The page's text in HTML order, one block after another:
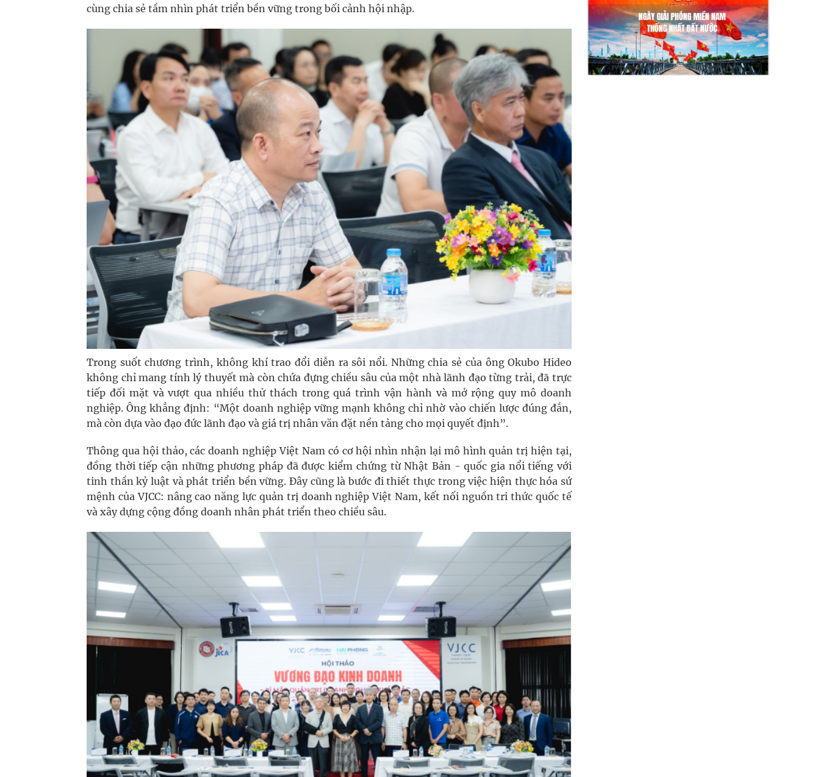
cùng chia sẻ tầm nhìn phát triển bền vững trong bối cảnh hội nhập.
Trong suốt chương trình, không khí trao đổi diễn ra sôi nổi. Những chia sẻ của ông Okubo Hideo
không chỉ mang tính lý thuyết mà còn chứa đựng chiều sâu của một nhà lãnh đạo từng trải, đã trực
tiếp đối mặt và vượt qua nhiều thử thách trong quá trình vận hành và mở rộng quy mô doanh
nghiệp. Ông khẳng định: “Một doanh nghiệp vững mạnh không chỉ nhờ vào chiến lược đúng đắn,
mà còn dựa vào đạo đức lãnh đạo và giá trị nhân văn đặt nền tảng cho mọi quyết định”.
Thông qua hội thảo, các doanh nghiệp Việt Nam có cơ hội nhìn nhận lại mô hình quản trị hiện tại,
đồng thời tiếp cận những phương pháp đã được kiểm chứng từ Nhật Bản - quốc gia nổi tiếng với
tinh thần kỷ luật và phát triển bền vững. Đây cũng là bước đi thiết thực trong việc hiện thực hóa sứ
mệnh của VJCC: nâng cao năng lực quản trị doanh nghiệp Việt Nam, kết nối nguồn tri thức quốc tế
và xây dựng cộng đồng doanh nhân phát triển theo chiều sâu.